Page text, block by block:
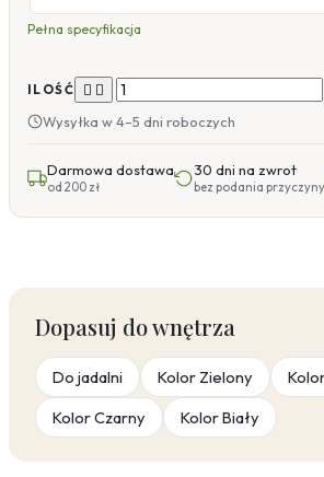
Pełna specyfikacja
ILOŚĆ  
Wysyłka w 4–5 dni roboczych
Darmowa dostawa
od 200 zł
30 dni na zwrot
bez podania przyczyny
Dopasuj do wnętrza
Do jadalni Kolor Zielony
Kolor Czarny
Kolor Biały